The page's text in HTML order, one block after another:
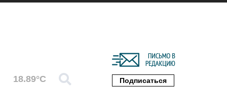
18.89°C Подписаться